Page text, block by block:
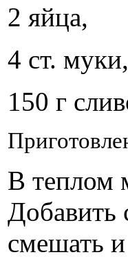
2 яйца,
4 ст. муки,
150 г
В теплом
Добавить
смешать и